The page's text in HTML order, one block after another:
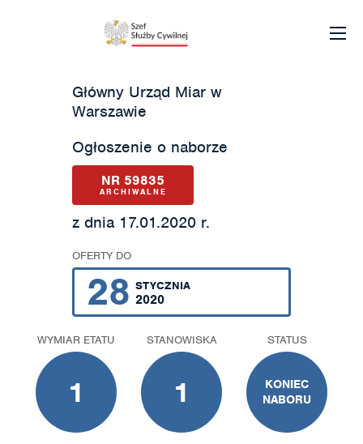
Główny Urząd Miar w
Warszawie
Ogłoszenie o naborze
NR 59835
ARCHIWALNE
z dnia 17.01.2020 r.
OFERTY DO
28 STYCZNIA
2020
WYMIAR ETATU
1
STANOWISKA
1
STATUS
KONIEC
NABORU